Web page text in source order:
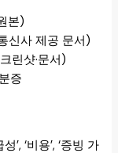
본)
신사 제공 문서)
린샷·문서)
증
’, ‘비용’, ‘증빙 가